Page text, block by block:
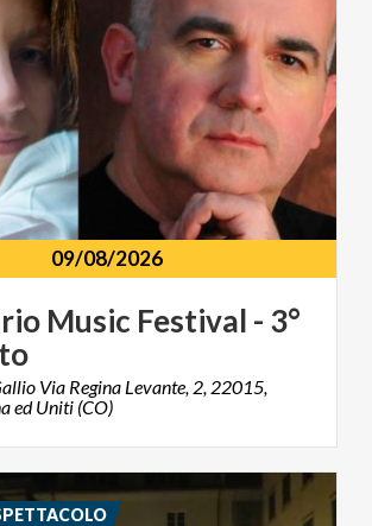
09/08/2026
Music Festival - 3°
Via Regina Levante, 2, 22015,
ed Uniti (CO)